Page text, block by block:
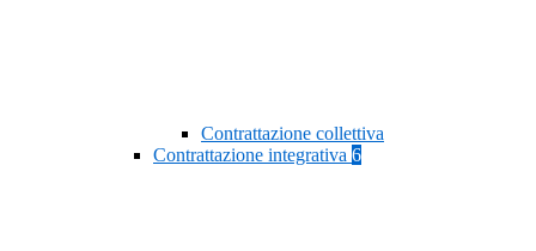
Contrattazione collettiva
Contrattazione integrativa 6